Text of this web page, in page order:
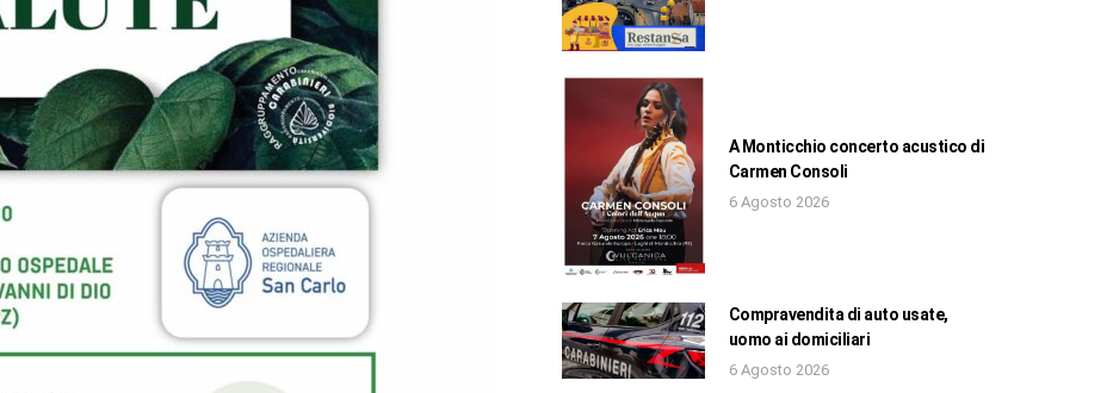
A Monticchio concerto acustico di
Carmen Consoli
6 Agosto 2026
Compravendita di auto usate,
uomo ai domiciliari
6 Agosto 2026